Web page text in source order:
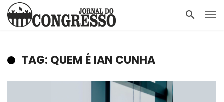
TAG: QUEM É IAN CUNHA